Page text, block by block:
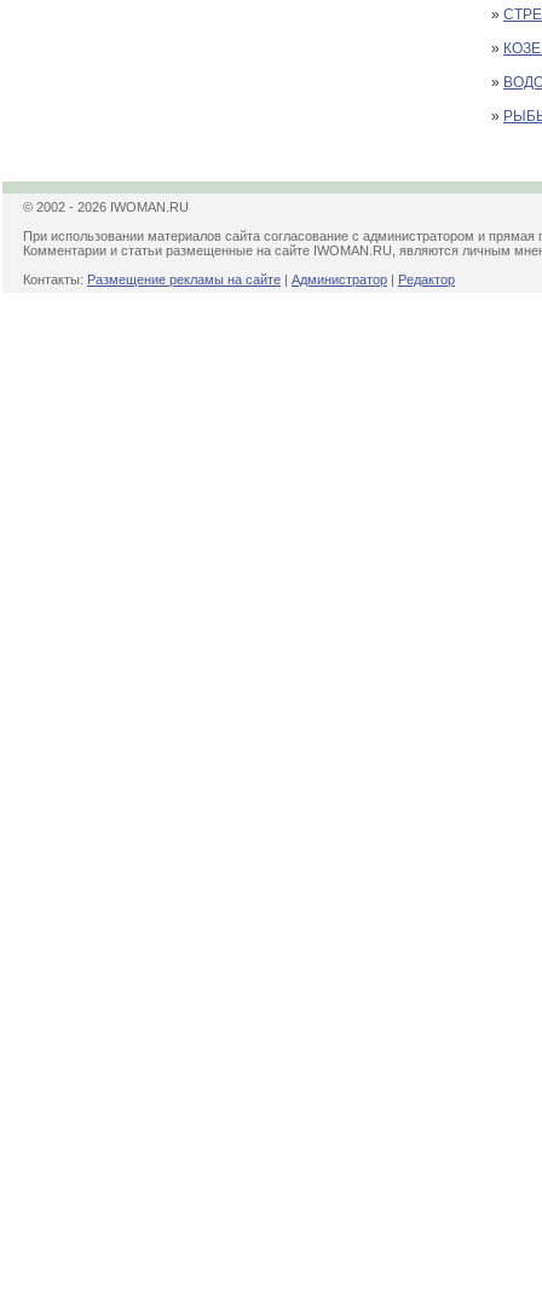
»
»
»
»
© 2002 - 2026 IWOMAN.RU
При использовании материалов сайта согласование с администратором и прямая
Комментарии и статьи размещенные на сайте IWOMAN.RU, являются личным
Контакты: Размещение рекламы на сайте | Администратор | Редактор